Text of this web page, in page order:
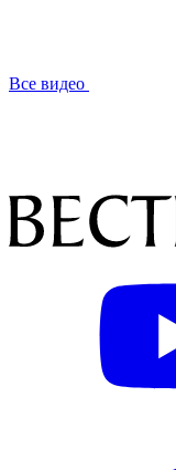
Все видео